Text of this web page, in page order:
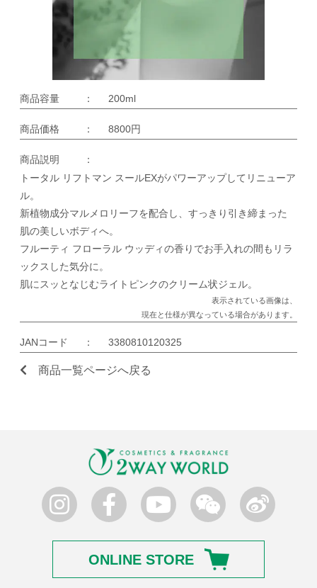
商品容量 ： 200ml
商品価格 ： 8800円
商品説明
：
トータル リフトマン スールEXがパワーアップしてリニューア
ル。
新植物成分マルメロリーフを配合し、すっきり引き締まった
肌の美しいボディへ。
フルーティ フローラル ウッディの香りでお手入れの間もリラ
ックスした気分に。
肌にスッとなじむライトピンクのクリーム状ジェル。
表示されている画像は、
現在と仕様が異なっている場合があります。
JANコード ： 3380810120325
商品一覧ページへ戻る
ONLINE STORE